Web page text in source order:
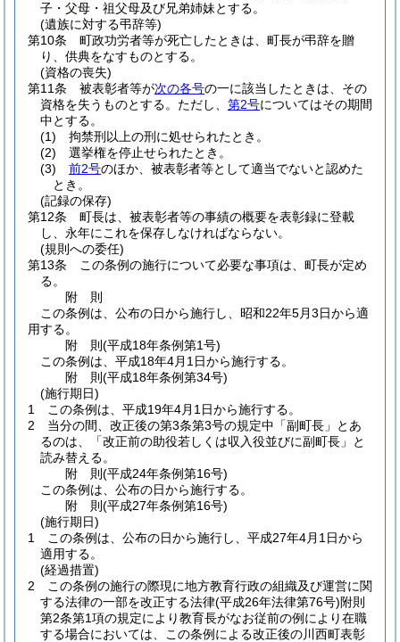
子・父母・祖父母及び兄弟姉妹とする。
(遺族に対する弔辞等)
第10条
町政功労者等が死亡したときは、町長が弔辞を贈
り、供典をなすものとする。
(資格の喪失)
第11条
被表彰者等が次の各号の一に該当したときは、その
資格を失うものとする。 ただし、 第2号についてはその期間
中とする。
(1)
拘禁刑以上の刑に処せられたとき。
(2)
選挙権を停止せられたとき。
(3)
前2号のほか、被表彰者等として適当でないと認めた
とき。
(記録の保存)
第12条
町長は、被表彰者等の事績の概要を表彰録に登載
し、永年にこれを保存しなければならない。
(規則への委任)
第13条
この条例の施行について必要な事項は、町長が定め
る。
附 則
この条例は、公布の日から施行し、昭和22年5月3日から適
用する。
附 則(平成18年条例第1号)
この条例は、平成18年4月1日から施行する。
附 則(平成18年条例第34号)
(施行期日)
1
この条例は、平成19年4月1日から施行する。
2
当分の間、改正後の第3条第3号の規定中「副町長」とあ
るのは、「改正前の助役若しくは収入役並びに副町長」と
読み替える。
附 則(平成24年条例第16号)
この条例は、公布の日から施行する。
附 則(平成27年条例第16号)
(施行期日)
1
この条例は、公布の日から施行し、平成27年4月1日から
適用する。
(経過措置)
2
この条例の施行の際現に地方教育行政の組織及び運営に関
する法律の一部を改正する法律(平成26年法律第76号)附則
第2条第1項の規定により教育長がなお従前の例により在職
する場合においては、この条例による改正後の川西町表彰